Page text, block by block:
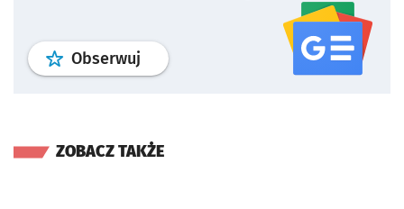
Obserwuj profil serwisu
ZOBACZ TAKŻE